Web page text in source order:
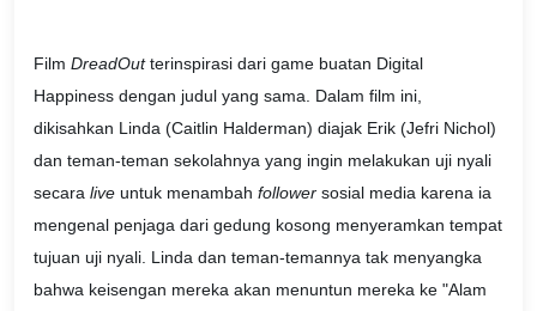
Film DreadOutterinspirasi dari game buatan Digital
Happiness dengan judul yang sama. Dalam film ini,
dikisahkan Linda (Caitlin Halderman) diajak Erik (Jefri Nichol)
dan teman-teman sekolahnya yang ingin melakukan uji nyali
secara live untuk menambah follower sosial media karena ia
mengenal penjaga dari gedung kosong menyeramkan tempat
tujuan uji nyali. Linda dan teman-temannya tak menyangka
bahwa keisengan mereka akan menuntun mereka ke "Alam